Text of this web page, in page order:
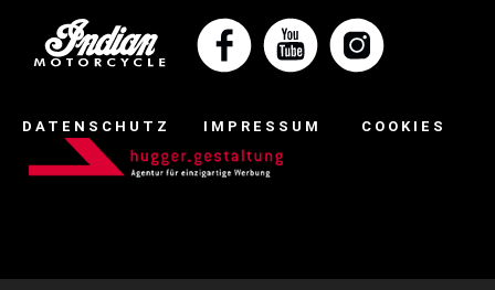
DATENSCHUTZ IMPRESSUM COOKIES